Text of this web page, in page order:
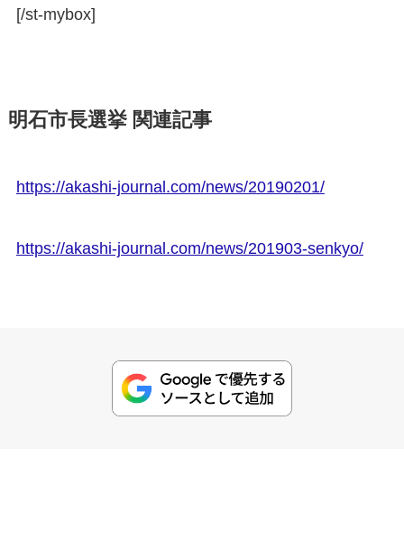
[/st-mybox]
明石市長選挙 関連記事
https://akashi-journal.com/news/20190201/
https://akashi-journal.com/news/201903-senkyo/